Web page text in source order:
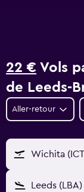
22 € Vols
de Leeds-
Aller-retour
Wichita
Leeds (LBA)